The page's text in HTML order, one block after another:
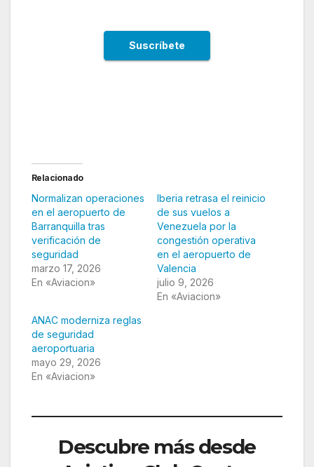
Relacionado
Normalizan operaciones
en el aeropuerto de
Barranquilla tras
verificación de
seguridad
marzo 17, 2026
En «Aviacion»
Iberia retrasa el reinicio
de sus vuelos a
Venezuela por la
congestión operativa
en el aeropuerto de
Valencia
julio 9, 2026
En «Aviacion»
ANAC moderniza reglas
de seguridad
aeroportuaria
mayo 29, 2026
En «Aviacion»
Descubre más desde